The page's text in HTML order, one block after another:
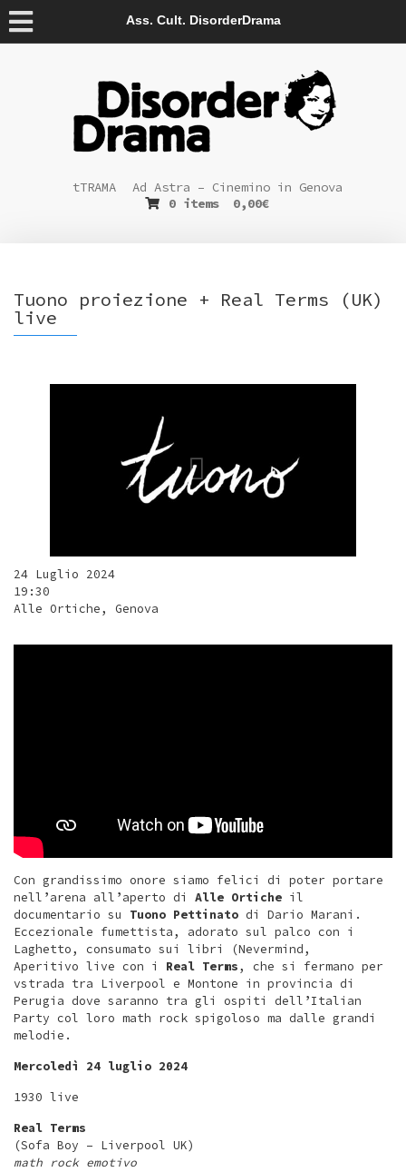
Ass. Cult. DisorderDrama
tTRAMA
Ad Astra – Cinemino in Genova
0 items
0,00€
Tuono proiezione + Real Terms (UK)
live
24 Luglio 2024
19:30
Alle Ortiche, Genova
Con grandissimo onore siamo felici di poter portare
nell’arena all’aperto di Alle Ortiche il
documentario su Tuono Pettinato di Dario Marani.
Eccezionale fumettista, adorato sul palco con i
Laghetto, consumato sui libri (Nevermind,
Aperitivo live con i Real Terms, che si fermano per
vstrada tra Liverpool e Montone in provincia di
Perugia dove saranno tra gli ospiti dell’Italian
Party col loro math rock spigoloso ma dalle grandi
melodie.
Mercoledì 24 luglio 2024
1930 live
Real Terms
(Sofa Boy – Liverpool UK)
math rock emotivo